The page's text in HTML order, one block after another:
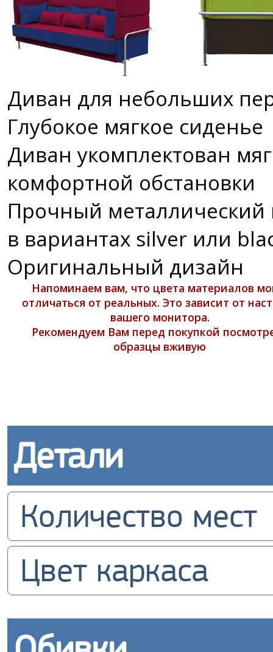
Диван для небольших
Глубокое мягкое сиденье
Диван укомплектован
комфортной обстановки
Прочный
в вариантах silver или
Оригинальный дизайн
Напоминаем вам, что цвета материалов
отличаться от реальных. Это зависит от
вашего монитора.
Рекомендуем Вам перед покупкой
образцы вживую
Детали
Количество мест
Цвет каркаса